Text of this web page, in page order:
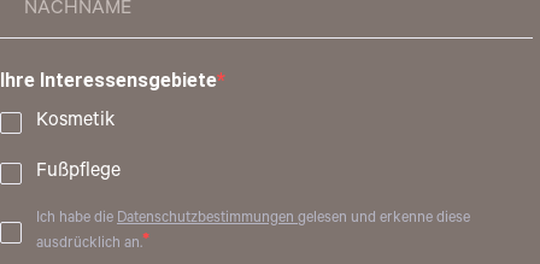
Ihre Interessensgebiete
Kosmetik
Fußpflege
Ich habe die Datenschutzbestimmungengelesen und erkenne diese
ausdrücklich an.